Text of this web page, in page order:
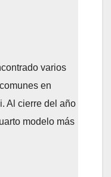
varios
en
Al cierre del año
modelo más